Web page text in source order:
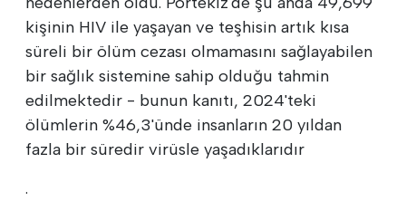
kişinin HIV ile yaşayan ve teşhisin artık kısa
süreli bir ölüm cezası olmamasını sağlayabilen
bir sağlık sistemine sahip olduğu tahmin
edilmektedir - bunun kanıtı, 2024'teki
ölümlerin %46,3'ünde insanların 20 yıldan
fazla bir süredir virüsle yaşadıklarıdır
.